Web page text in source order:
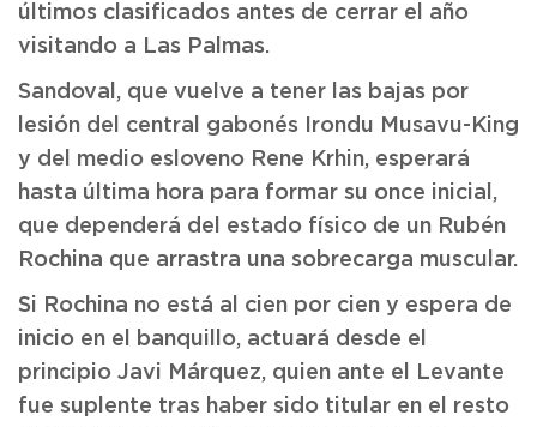
últimos clasificados antes de cerrar el año
visitando a Las Palmas.
Sandoval, que vuelve a tener las bajas por
lesión del central gabonés Irondu Musavu-King
y del medio esloveno Rene Krhin, esperará
hasta última hora para formar su once inicial,
que dependerá del estado físico de un Rubén
Rochina que arrastra una sobrecarga muscular.
Si Rochina no está al cien por cien y espera de
inicio en el banquillo, actuará desde el
principio Javi Márquez, quien ante el Levante
fue suplente tras haber sido titular en el resto